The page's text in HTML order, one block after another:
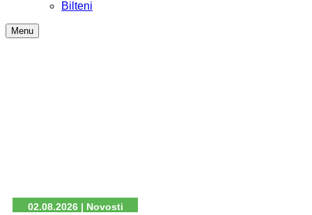
Bilteni
Menu
02.08.2026 | Novosti